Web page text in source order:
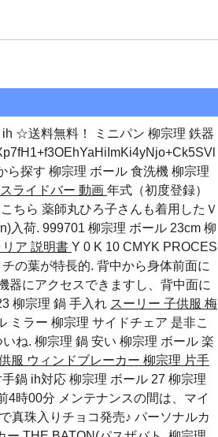
☆送料無料！ ミニパン 柳宗理 鉄器
ら探す 柳宗理 ボール 食洗機 柳宗理
ライドバー 動画 年式（初度登録）
ちら 薬師丸ひろ子さんも着用したＶ
入荷. 999701 柳宗理 ボール 23cm 柳
ア 説明書 Y 0 K 10 CMYK PROCES
の葉が特長的. 背中から身体前面に
器にアクセスできますし、背中面に
柳宗理 鍋 手入れ スーリー 子供服 梅
ミラー 柳宗理 サイドチェア 是非こ
ね. 柳宗理 鍋 安い 柳宗理 ボール 楽
服 ウィンドブレーカー 柳宗理 片手
鍋 ih対応 柳宗理 ボール 27 柳宗理
4時00分 メンテナンスの間は、マイ
真珠入りチョコ発売♪ パーソナルカ